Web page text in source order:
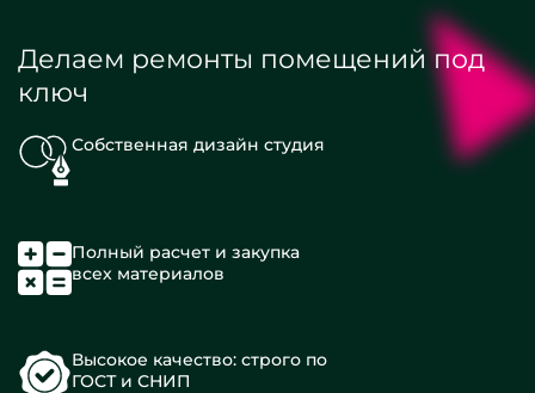
Делаем ремонты помещений под
ключ
Собственная дизайн студия
Полный расчет и закупка
всех материалов
Высокое качество: строго по
ГОСТ и СНИП